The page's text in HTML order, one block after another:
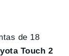
de 18
Touch 2